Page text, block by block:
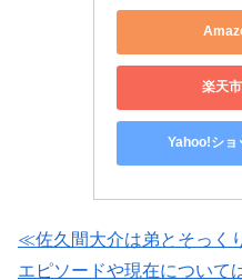
楽天
Yahoo!ショ
≪佐久間大介は弟とそっく
エピソードや現在について